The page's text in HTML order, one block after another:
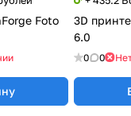
Foto
3D
6.0
0 0